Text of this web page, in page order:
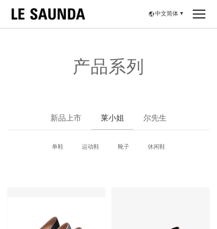
中文简体 ▼
产品系列
新品上市 莱小姐 尔先生
单鞋 运动鞋 靴子 休闲鞋